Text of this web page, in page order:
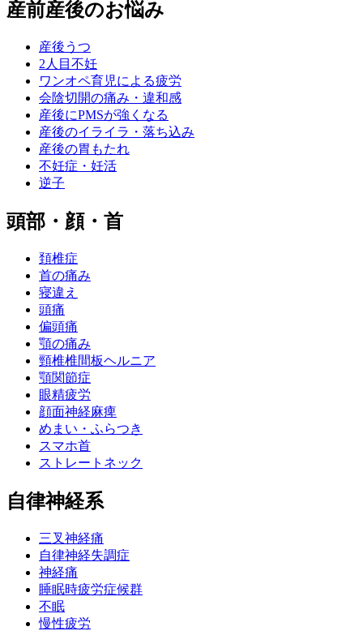
産前産後のお悩み
産後うつ
2人目不妊
ワンオペ育児による疲労
会陰切開の痛み・違和感
産後にPMSが強くなる
産後のイライラ・落ち込み
産後の胃もたれ
不妊症・妊活
逆子
頭部・顔・首
頚椎症
首の痛み
寝違え
頭痛
偏頭痛
顎の痛み
頸椎椎間板ヘルニア
顎関節症
眼精疲労
顔面神経麻痺
めまい・ふらつき
スマホ首
ストレートネック
自律神経系
三叉神経痛
自律神経失調症
神経痛
睡眠時疲労症候群
不眠
慢性疲労